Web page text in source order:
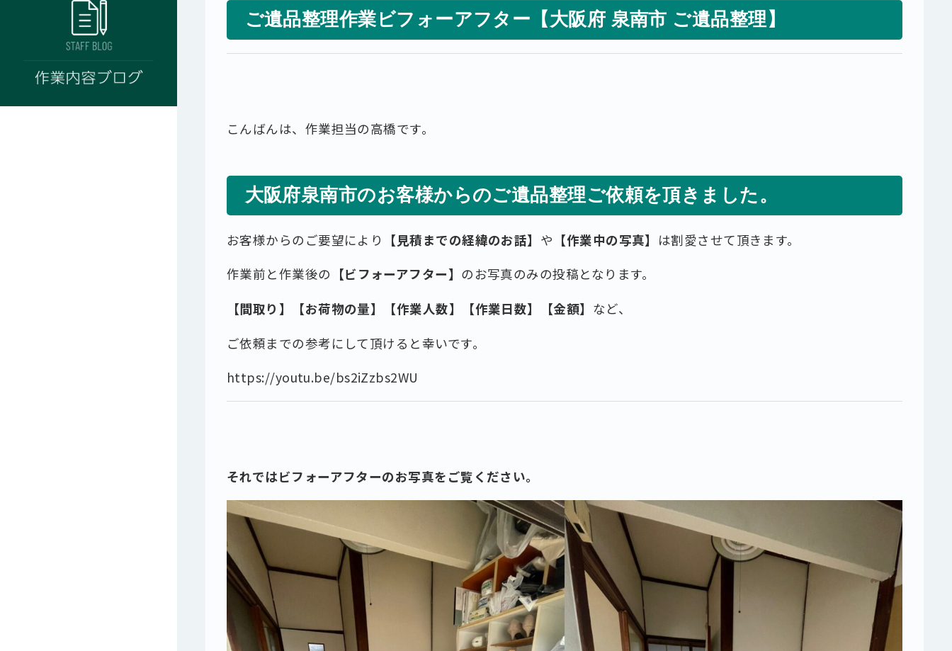
ご遺品整理作業ビフォーアフター【大阪府 泉南市 ご遺品整理】
こんばんは、作業担当の高橋です。
大阪府泉南市のお客様からのご遺品整理ご依頼を頂きました。
お客様からのご要望により 【見積までの経緯のお話】 や 【作業中の写真】 は割愛させて頂きます。
作業前と作業後の 【ビフォーアフター】 のお写真のみの投稿となります。
【間取り】【お荷物の量】【作業人数】【作業日数】【金額】 など、
ご依頼までの参考にして頂けると幸いです。
https://youtu.be/bs2iZzbs2WU
それではビフォーアフターのお写真をご覧ください。